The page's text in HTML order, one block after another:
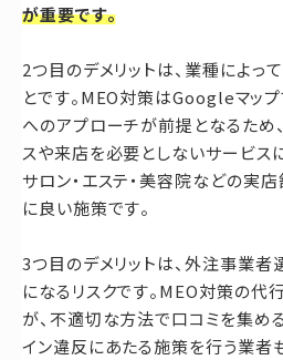
が重要です。
2つ目のデメリットは、業種によっ
とです。MEO対策はGoogleマッ
へのアプローチが前提となるため
スや来店を必要としないサービス
サロン・エステ・美容院などの実
に良い施策です。
3つ目のデメリットは、外注事業
になるリスクです。MEO対策の代
が、不適切な方法で口コミを集め
イン違反にあたる施策を行う業者